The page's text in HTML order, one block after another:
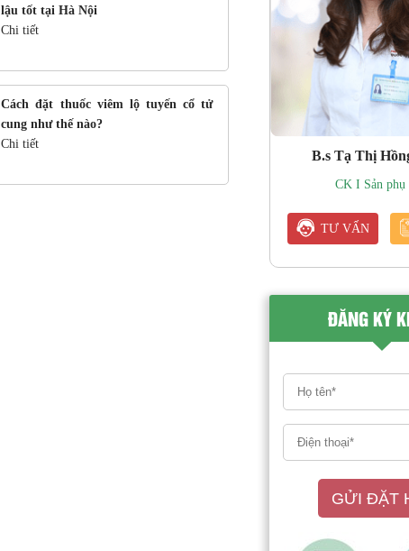
lậu tốt tại Hà Nội
Chi tiết
Cách đặt thuốc viêm lộ tuyến cổ tử
cung như thế nào?
Chi tiết
B.s Tạ Thị
CK I Sản phụ
TƯ VẤN
ĐĂNG KÝ
GỬI ĐẶT